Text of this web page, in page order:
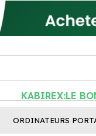
KABIREX:LE
ORDINATEURS